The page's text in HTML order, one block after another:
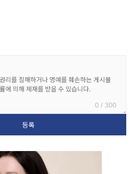
0 / 300